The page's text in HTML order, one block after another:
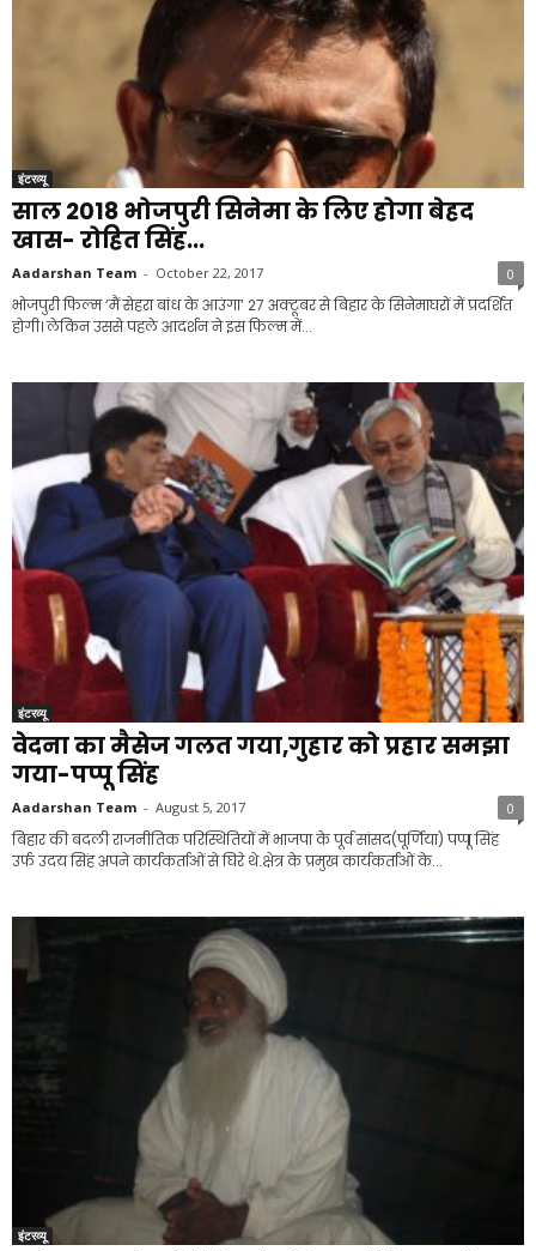
इंटरव्यू
साल 2018 भोजपुरी सिनेमा के लिए होगा बेहद
खास- रोहित सिंह...
Aadarshan Team - October 22, 2017 0
भोजपुरी फिल्‍म ‘मैं सेहरा बांध के आउंगा’ 27 अक्‍टूबर से बिहार के सिनेमाघरों में प्रदर्शित
होगी। लेकिन उससे पहले आदर्शन ने इस फिल्‍म में...
इंटरव्यू
वेदना का मैसेज गलत गया,गुहार को प्रहार समझा
गया-पप्पू सिंह
Aadarshan Team - August 5, 2017 0
बिहार की बदली राजनीतिक परिस्थितियों में भाजपा के पूर्व सांसद(पूर्णिया) पप्पू सिंह
उर्फ उदय सिंह अपने कार्यकर्ताओं से घिरे थे.क्षेत्र के प्रमुख कार्यकर्ताओं के...
इंटरव्यू